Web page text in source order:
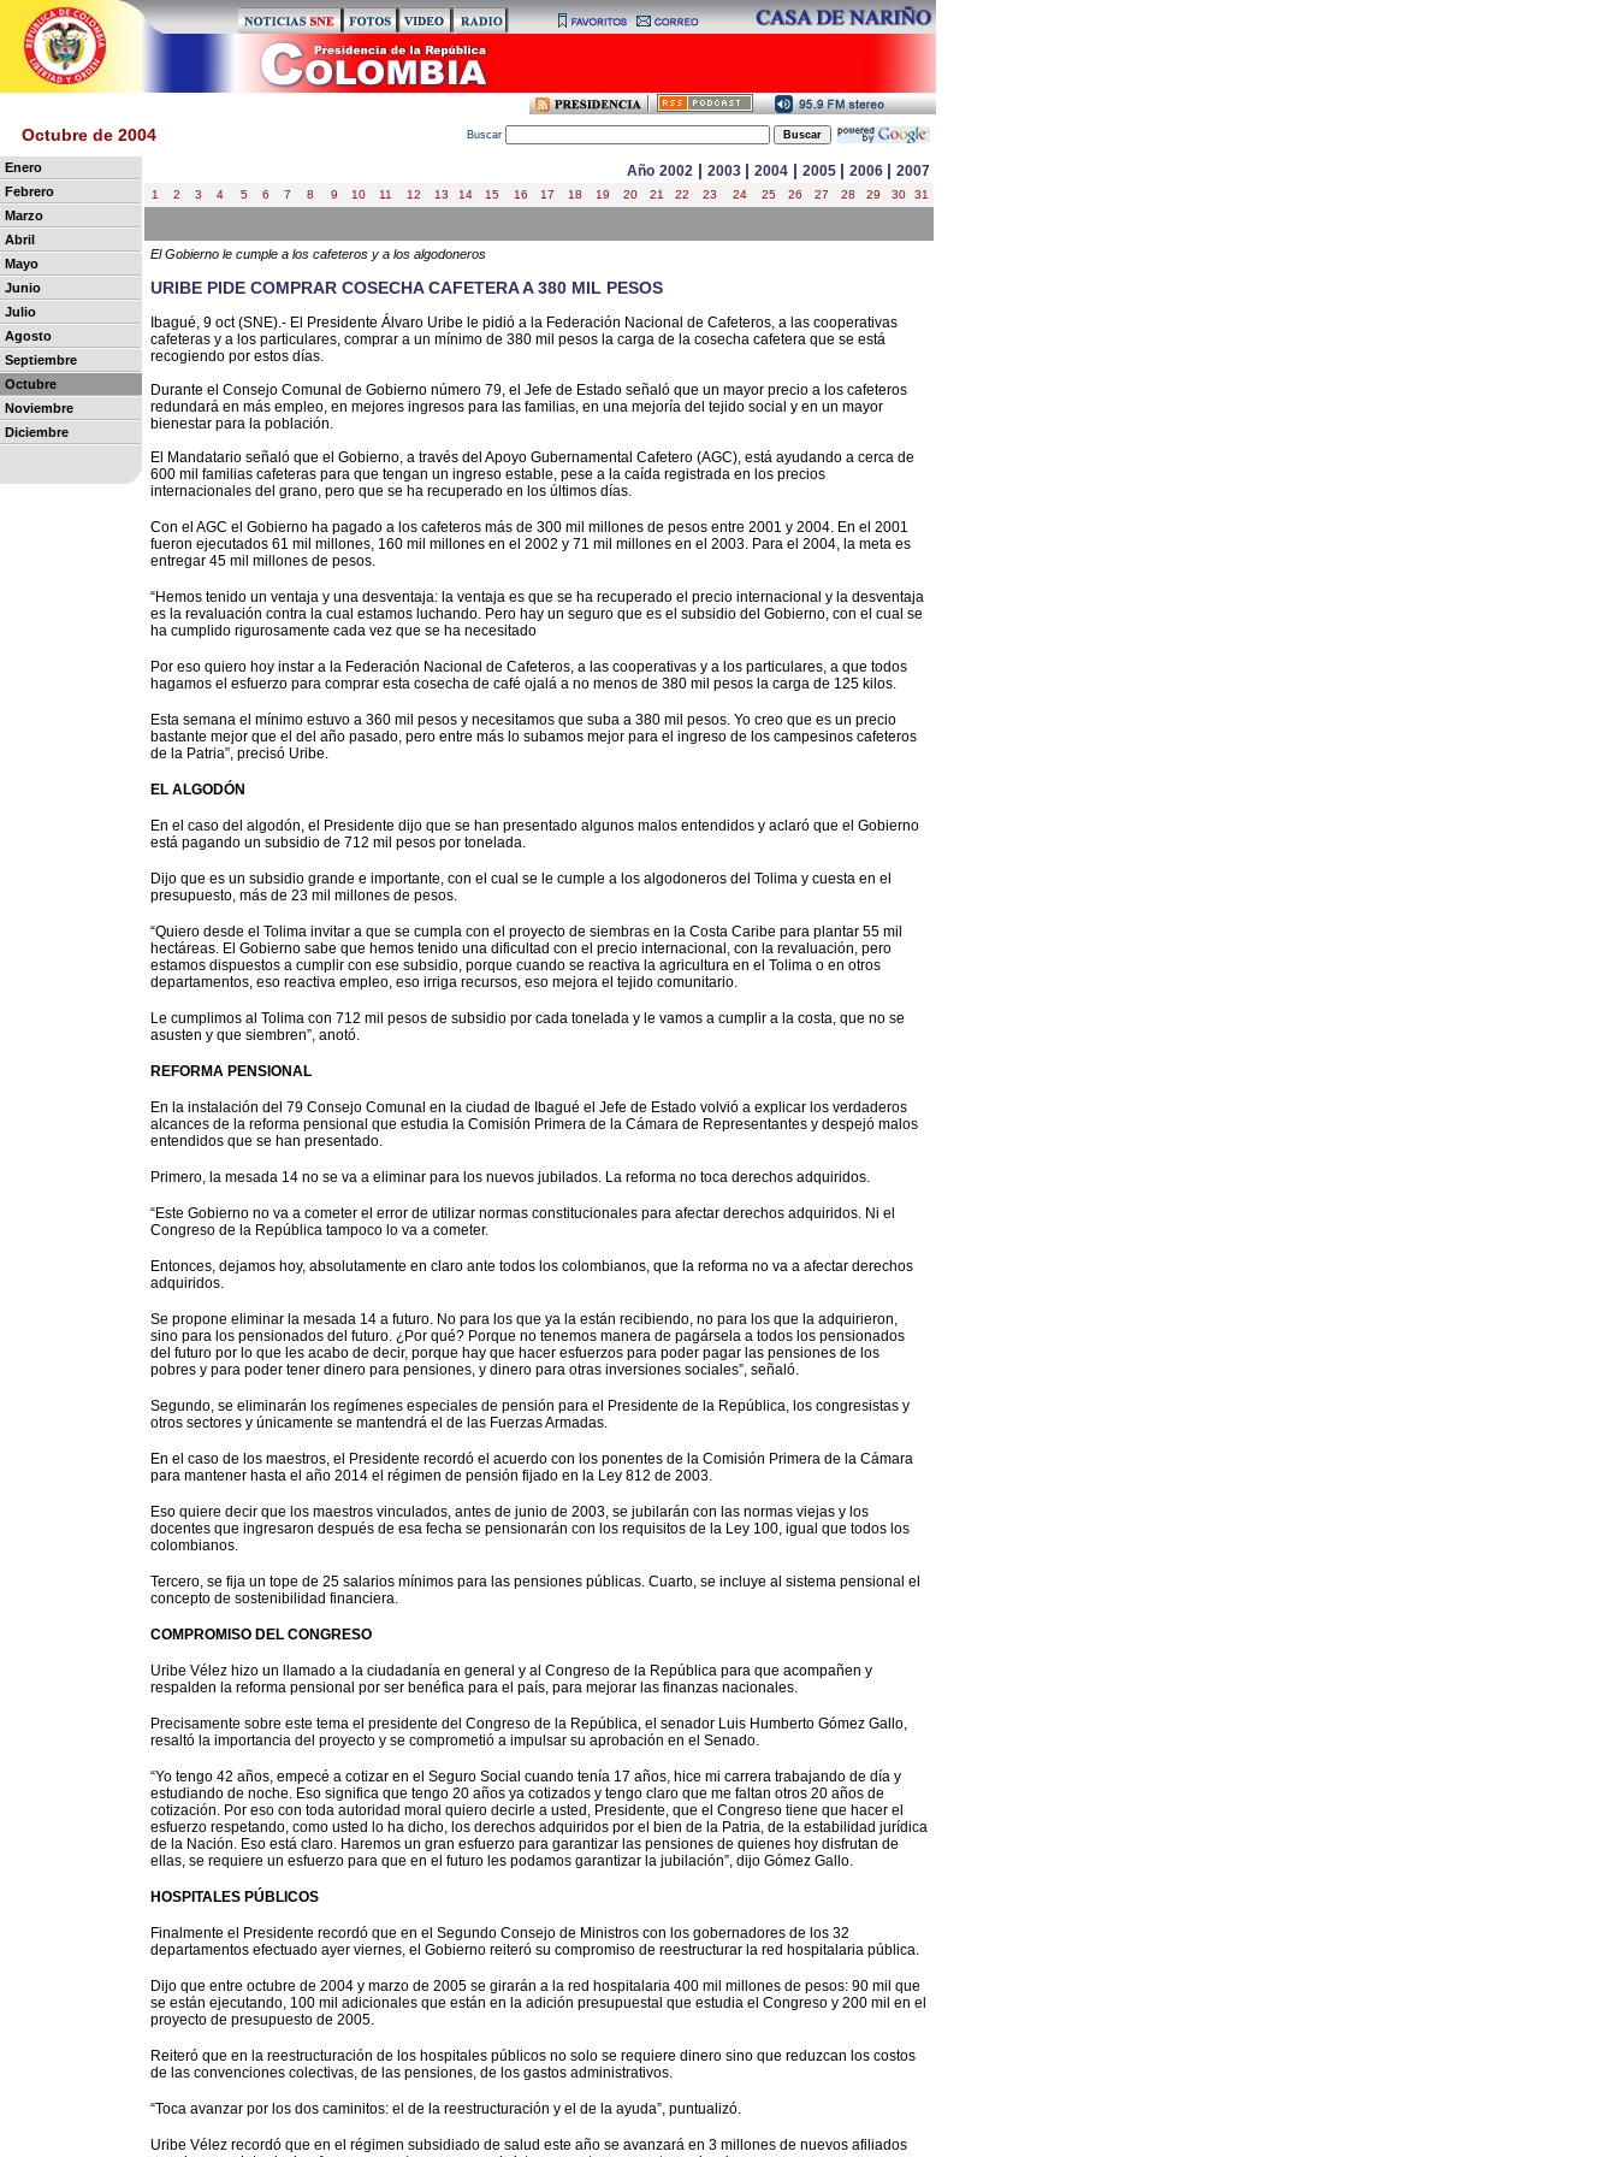
Octubre de 2004 Buscar
Enero
Febrero
Marzo
Abril
Mayo
Junio
Julio
Agosto
Septiembre
Octubre
Noviembre
Diciembre
Año 2002 | 2003 | 2004 | 2005 | 2006 | 2007
1 2 3 4 5 6 7 8 9 10 11 12 13 14 15 16 17 18 19 20 21 22 23 24 25 26 27 28 29 30 31
El Gobierno le cumple a los cafeteros y a los algodoneros
URIBE PIDE COMPRAR COSECHA CAFETERA A 380 MIL PESOS
Ibagué, 9 oct (SNE).- El Presidente Álvaro Uribe le pidió a la Federación Nacional de Cafeteros, a las cooperativas
cafeteras y a los particulares, comprar a un mínimo de 380 mil pesos la carga de la cosecha cafetera que se está
recogiendo por estos días.
Durante el Consejo Comunal de Gobierno número 79, el Jefe de Estado señaló que un mayor precio a los cafeteros
redundará en más empleo, en mejores ingresos para las familias, en una mejoría del tejido social y en un mayor
bienestar para la población.
El Mandatario señaló que el Gobierno, a través del Apoyo Gubernamental Cafetero (AGC), está ayudando a cerca de
600 mil familias cafeteras para que tengan un ingreso estable, pese a la caída registrada en los precios
internacionales del grano, pero que se ha recuperado en los últimos días.
Con el AGC el Gobierno ha pagado a los cafeteros más de 300 mil millones de pesos entre 2001 y 2004. En el 2001
fueron ejecutados 61 mil millones, 160 mil millones en el 2002 y 71 mil millones en el 2003. Para el 2004, la meta es
entregar 45 mil millones de pesos.
“Hemos tenido un ventaja y una desventaja: la ventaja es que se ha recuperado el precio internacional y la desventaja
es la revaluación contra la cual estamos luchando. Pero hay un seguro que es el subsidio del Gobierno, con el cual se
ha cumplido rigurosamente cada vez que se ha necesitado
Por eso quiero hoy instar a la Federación Nacional de Cafeteros, a las cooperativas y a los particulares, a que todos
hagamos el esfuerzo para comprar esta cosecha de café ojalá a no menos de 380 mil pesos la carga de 125 kilos.
Esta semana el mínimo estuvo a 360 mil pesos y necesitamos que suba a 380 mil pesos. Yo creo que es un precio
bastante mejor que el del año pasado, pero entre más lo subamos mejor para el ingreso de los campesinos cafeteros
de la Patria”, precisó Uribe.
EL ALGODÓN
En el caso del algodón, el Presidente dijo que se han presentado algunos malos entendidos y aclaró que el Gobierno
está pagando un subsidio de 712 mil pesos por tonelada.
Dijo que es un subsidio grande e importante, con el cual se le cumple a los algodoneros del Tolima y cuesta en el
presupuesto, más de 23 mil millones de pesos.
“Quiero desde el Tolima invitar a que se cumpla con el proyecto de siembras en la Costa Caribe para plantar 55 mil
hectáreas. El Gobierno sabe que hemos tenido una dificultad con el precio internacional, con la revaluación, pero
estamos dispuestos a cumplir con ese subsidio, porque cuando se reactiva la agricultura en el Tolima o en otros
departamentos, eso reactiva empleo, eso irriga recursos, eso mejora el tejido comunitario.
Le cumplimos al Tolima con 712 mil pesos de subsidio por cada tonelada y le vamos a cumplir a la costa, que no se
asusten y que siembren”, anotó.
REFORMA PENSIONAL
En la instalación del 79 Consejo Comunal en la ciudad de Ibagué el Jefe de Estado volvió a explicar los verdaderos
alcances de la reforma pensional que estudia la Comisión Primera de la Cámara de Representantes y despejó malos
entendidos que se han presentado.
Primero, la mesada 14 no se va a eliminar para los nuevos jubilados. La reforma no toca derechos adquiridos.
“Este Gobierno no va a cometer el error de utilizar normas constitucionales para afectar derechos adquiridos. Ni el
Congreso de la República tampoco lo va a cometer.
Entonces, dejamos hoy, absolutamente en claro ante todos los colombianos, que la reforma no va a afectar derechos
adquiridos.
Se propone eliminar la mesada 14 a futuro. No para los que ya la están recibiendo, no para los que la adquirieron,
sino para los pensionados del futuro. ¿Por qué? Porque no tenemos manera de pagársela a todos los pensionados
del futuro por lo que les acabo de decir, porque hay que hacer esfuerzos para poder pagar las pensiones de los
pobres y para poder tener dinero para pensiones, y dinero para otras inversiones sociales”, señaló.
Segundo, se eliminarán los regímenes especiales de pensión para el Presidente de la República, los congresistas y
otros sectores y únicamente se mantendrá el de las Fuerzas Armadas.
En el caso de los maestros, el Presidente recordó el acuerdo con los ponentes de la Comisión Primera de la Cámara
para mantener hasta el año 2014 el régimen de pensión fijado en la Ley 812 de 2003.
Eso quiere decir que los maestros vinculados, antes de junio de 2003, se jubilarán con las normas viejas y los
docentes que ingresaron después de esa fecha se pensionarán con los requisitos de la Ley 100, igual que todos los
colombianos.
Tercero, se fija un tope de 25 salarios mínimos para las pensiones públicas. Cuarto, se incluye al sistema pensional el
concepto de sostenibilidad financiera.
COMPROMISO DEL CONGRESO
Uribe Vélez hizo un llamado a la ciudadanía en general y al Congreso de la República para que acompañen y
respalden la reforma pensional por ser benéfica para el país, para mejorar las finanzas nacionales.
Precisamente sobre este tema el presidente del Congreso de la República, el senador Luis Humberto Gómez Gallo,
resaltó la importancia del proyecto y se comprometió a impulsar su aprobación en el Senado.
“Yo tengo 42 años, empecé a cotizar en el Seguro Social cuando tenía 17 años, hice mi carrera trabajando de día y
estudiando de noche. Eso significa que tengo 20 años ya cotizados y tengo claro que me faltan otros 20 años de
cotización. Por eso con toda autoridad moral quiero decirle a usted, Presidente, que el Congreso tiene que hacer el
esfuerzo respetando, como usted lo ha dicho, los derechos adquiridos por el bien de la Patria, de la estabilidad jurídica
de la Nación. Eso está claro. Haremos un gran esfuerzo para garantizar las pensiones de quienes hoy disfrutan de
ellas, se requiere un esfuerzo para que en el futuro les podamos garantizar la jubilación”, dijo Gómez Gallo.
HOSPITALES PÚBLICOS
Finalmente el Presidente recordó que en el Segundo Consejo de Ministros con los gobernadores de los 32
departamentos efectuado ayer viernes, el Gobierno reiteró su compromiso de reestructurar la red hospitalaria pública.
Dijo que entre octubre de 2004 y marzo de 2005 se girarán a la red hospitalaria 400 mil millones de pesos: 90 mil que
se están ejecutando, 100 mil adicionales que están en la adición presupuestal que estudia el Congreso y 200 mil en el
proyecto de presupuesto de 2005.
Reiteró que en la reestructuración de los hospitales públicos no solo se requiere dinero sino que reduzcan los costos
de las convenciones colectivas, de las pensiones, de los gastos administrativos.
“Toca avanzar por los dos caminitos: el de la reestructuración y el de la ayuda”, puntualizó.
Uribe Vélez recordó que en el régimen subsidiado de salud este año se avanzará en 3 millones de nuevos afiliados